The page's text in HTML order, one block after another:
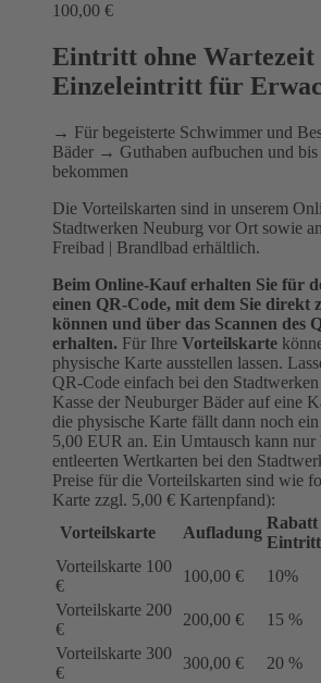
100,00 €
Eintritt ohne Wartezeit
Einzeleintritt für
→ Für begeisterte Schwimmer und
Bäder → Guthaben aufbuchen und
bekommen
Die Vorteilskarten sind in unserem
Stadtwerken Neuburg vor Ort sowie
Freibad | Brandlbad erhältlich.
Beim Online-Kauf erhalten Sie für
einen QR-Code, mit dem Sie direkt
können und über das Scannen des
erhalten. Für Ihre Vorteilskarte
physische Karte ausstellen lassen.
QR-Code einfach bei den
Kasse der Neuburger Bäder auf eine
die physische Karte fällt dann noch
5,00 EUR an. Ein Umtausch kann nur
entleerten Wertkarten bei den
Preise für die Vorteilskarten sind wie
Karte zzgl. 5,00 € Kartenpfand):
Vorteilskarte
Aufladung
Rabatt
Vorteilskarte 100
€
100,00 €
10%
Vorteilskarte 200
€
200,00 €
15 %
Vorteilskarte 300
€
300,00 €
20 %